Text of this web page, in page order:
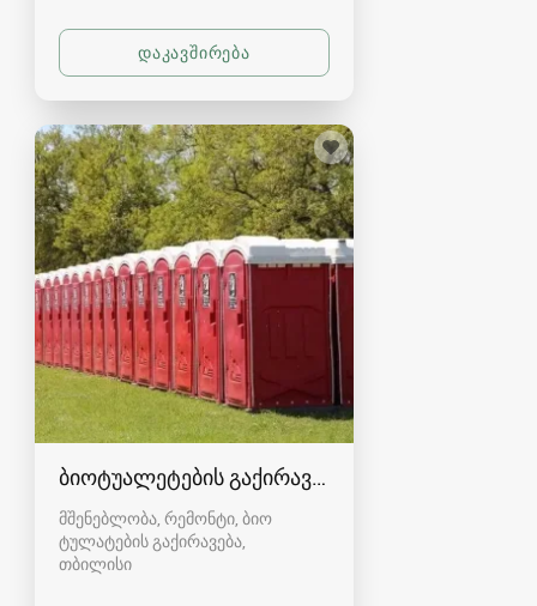
ბიოტუალეტების გაქირავება- ეკორენტი
მშენებლობა, რემონტი, ბიო
ტულატების გაქირავება
თბილისი